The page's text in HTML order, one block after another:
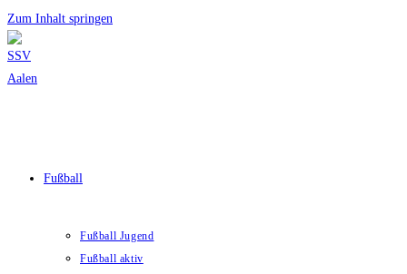
Zum Inhalt springen
Fußball
Fußball Jugend
Fußball aktiv